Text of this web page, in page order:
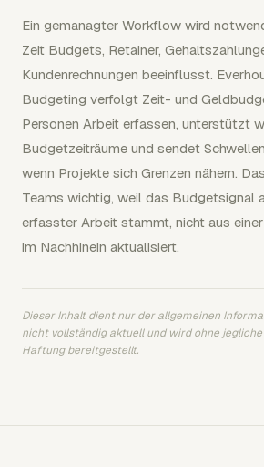
Ein gemanagter Workflow wird
Zeit Budgets, Retainer,
Kundenrechnungen beeinflusst.
Budgeting verfolgt Zeit- und
Personen Arbeit erfassen, unterstützt
Budgetzeiträume und sendet
wenn Projekte sich Grenzen nähern.
Teams wichtig, weil das Budgetsignal
erfasster Arbeit stammt, nicht aus
im Nachhinein aktualisiert.
Dieser Inhalt dient nur der allgemeinen
nicht vollständig aktuell und wird ohne
Haftung bereitgestellt.